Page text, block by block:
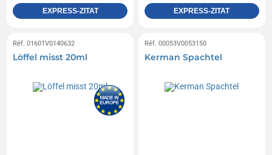
EXPRESS-ZITAT EXPRESS-ZITAT
Réf. 01601V0140632
Löffel misst 20ml
Réf. 00053V0053150
Kerman Spachtel